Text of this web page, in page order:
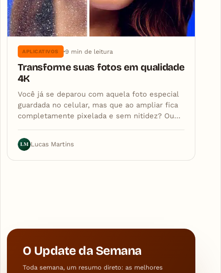
APLICATIVOS 9 min de leitura
Transforme suas fotos em qualidade
4K
Você já se deparou com aquela foto especial
guardada no celular, mas que ao ampliar fica
completamente pixelada e sem nitidez? Ou…
LM Lucas Martins
O Update da Semana
Toda semana, um resumo direto: as melhores